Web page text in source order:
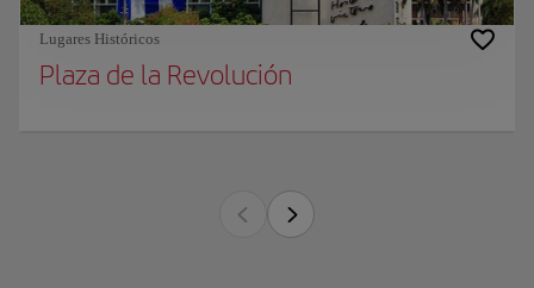
Lugares Históricos
Plaza de la Revolución